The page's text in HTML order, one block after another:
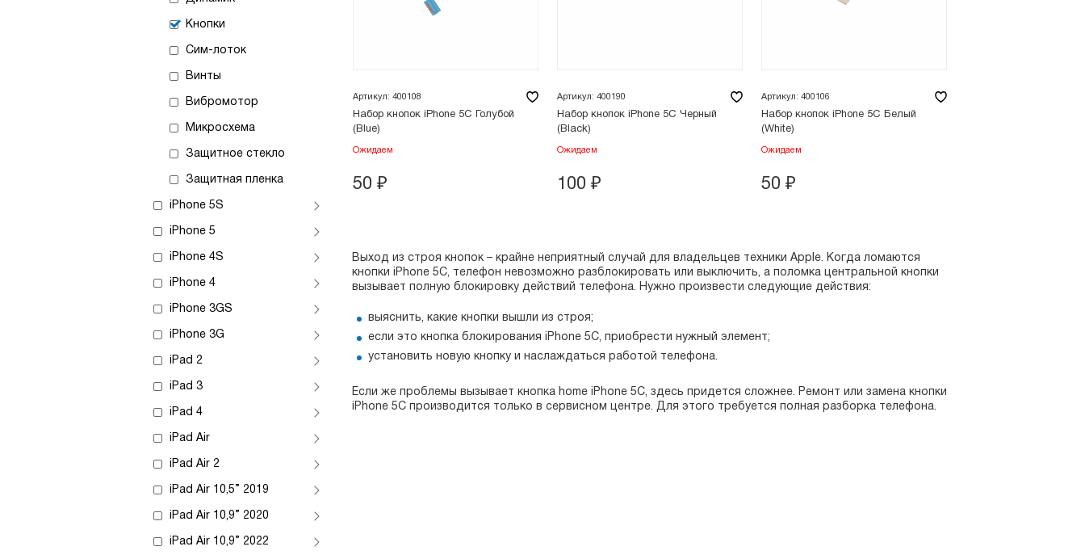
Кнопки
Сим-лоток
Винты
Вибромотор
Микросхема
Защитное стекло
Защитная пленка
iPhone 5S
iPhone 5
iPhone 4S
iPhone 4
iPhone 3GS
iPhone 3G
iPad 2
iPad 3
iPad 4
iPad Air
iPad Air 2
iPad Air 10,5” 2019
iPad Air 10,9” 2020
iPad Air 10,9” 2022
Артикул: 400108
Набор кнопок iPhone 5C Голубой
(Blue)
Ожидаем
50 ₽
Артикул: 400190
Набор кнопок iPhone 5C Черный
(Black)
Ожидаем
100 ₽
Артикул: 400106
Набор кнопок iPhone 5C Белый
(White)
Ожидаем
50 ₽
Выход из строя кнопок – крайне неприятный случай для владельцев техники Apple. Когда ломаются
кнопки iPhone 5С, телефон невозможно разблокировать или выключить, а поломка центральной кнопки
вызывает полную блокировку действий телефона. Нужно произвести следующие действия:
выяснить, какие кнопки вышли из строя;
если это кнопка блокирования iPhone 5С, приобрести нужный элемент;
установить новую кнопку и наслаждаться работой телефона.
Если же проблемы вызывает кнопка home iPhone 5С, здесь придется сложнее. Ремонт или замена кнопки
iPhone 5С производится только в сервисном центре. Для этого требуется полная разборка телефона.